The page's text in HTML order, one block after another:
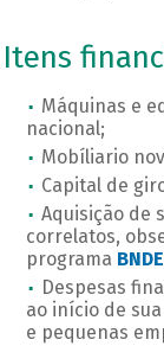
Itens
Máquinas e
nacional;
Mobíliario
Capital de
Aquisição de
correlatos,
programa
Despesas
ao início de
e pequenas